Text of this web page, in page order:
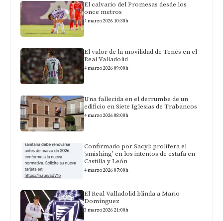
El calvario del Promesas desde los
once metros
4 marzo 2026 10:30h
El valor de la movilidad de Tenés en el
Real Valladolid
4 marzo 2026 09:00h
Una fallecida en el derrumbe de un
edificio en Siete Iglesias de Trabancos
4 marzo 2026 08:00h
Confirmado por Sacyl: prolifera el
‘smishing’ en los intentos de estafa en
Castilla y León
4 marzo 2026 07:00h
El Real Valladolid blinda a Mario
Domínguez
3 marzo 2026 21:00h